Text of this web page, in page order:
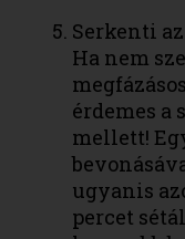
Serkenti
Ha nem
érdemes a
mellett!
ugyanis
percet